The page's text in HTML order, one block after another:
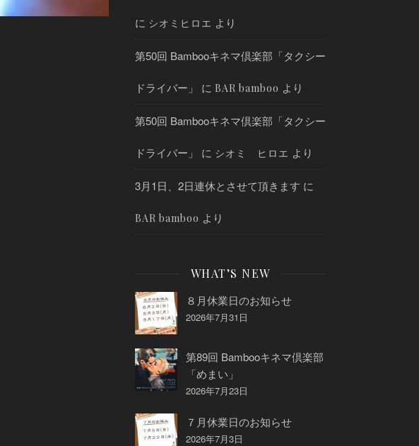
に シオミヒロエ より
第50回 Bambooキネマ倶楽部「タクシー
ドライバー」 に BAR bamboo より
第50回 Bambooキネマ倶楽部「タクシー
ドライバー」 に シオミ ヒロエ より
3月1日、2日連休とさせて頂きます に
BAR bamboo より
WHAT’S NEW
８月休業日のお知らせ
2026年7月31日
第89回 Bambooキネマ倶楽部
「めまい」
2026年7月23日
７月休業日のお知らせ
2026年7月3日